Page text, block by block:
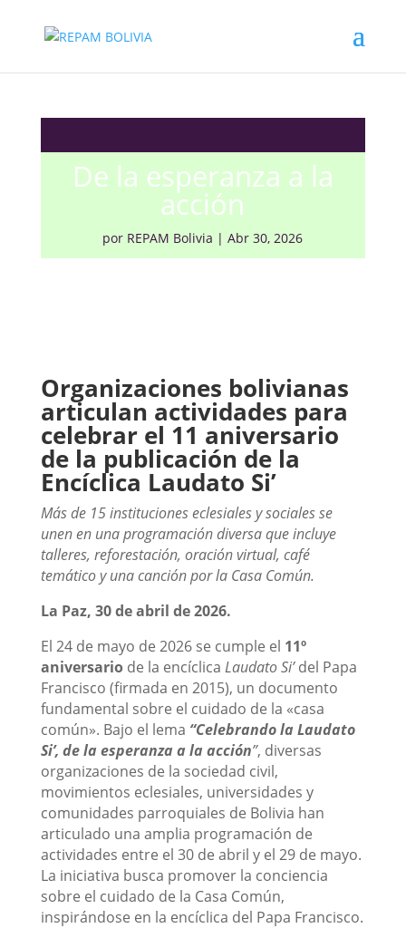
De la esperanza a la
acción
por REPAM Bolivia |Abr 30, 2026
Organizaciones bolivianas
articulan actividades para
celebrar el 11 aniversario
de la publicación de la
Encíclica Laudato Si’
Más de 15 instituciones eclesiales y sociales se
unen en una programación diversa que incluye
talleres, reforestación, oración virtual, café
temático y una canción por la Casa Común.
La Paz, 30 de abril de 2026.
El 24 de mayo de 2026 se cumple el 11º
aniversariode la encíclica Laudato Si’del Papa
Francisco (firmada en 2015), un documento
fundamental sobre el cuidado de la «casa
común». Bajo el lema “Celebrando la Laudato
Si’, de la esperanza a la acción”, diversas
organizaciones de la sociedad civil,
movimientos eclesiales, universidades y
comunidades parroquiales de Bolivia han
articulado una amplia programación de
actividades entre el 30 de abril y el 29 de mayo.
La iniciativa busca promover la conciencia
sobre el cuidado de la Casa Común,
inspirándose en la encíclica del Papa Francisco.